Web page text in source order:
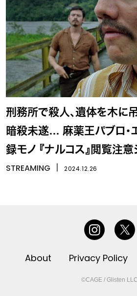
刑務所で殺人、遺体を木に
暗殺未遂… 麻薬王パブロ・
録モノ 『ナルコス』閲覧注
STREAMING 2024.12.26
About Privacy Policy
©CAGE / Glisten LLC